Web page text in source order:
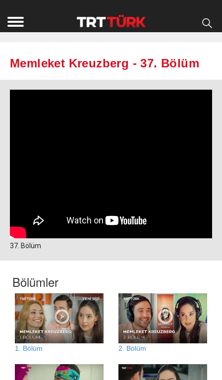
Memleket Kreuzberg - 37. Bölüm
37. Bölüm
Bölümler
1. Bölüm 2. Bölüm